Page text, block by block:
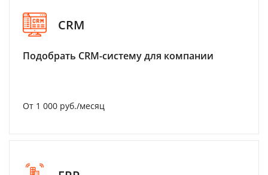
CRM
Подобрать CRM-систему для компании
От 1 000 руб./месяц